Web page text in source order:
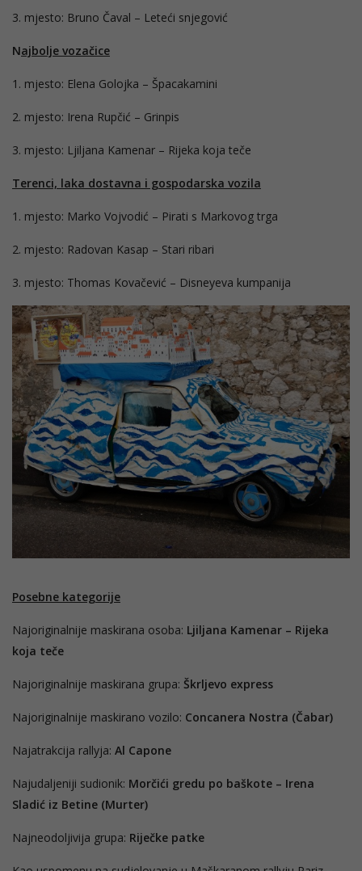
3. mjesto: Bruno Čaval – Leteći snjegović
Najbolje vozačice
1. mjesto: Elena Golojka – Špacakamini
2. mjesto: Irena Rupčić – Grinpis
3. mjesto: Ljiljana Kamenar – Rijeka koja teče
Terenci, laka dostavna i gospodarska vozila
1. mjesto: Marko Vojvodić – Pirati s Markovog trga
2. mjesto: Radovan Kasap – Stari ribari
3. mjesto: Thomas Kovačević – Disneyeva kumpanija
Posebne kategorije
Najoriginalnije maskirana osoba: Ljiljana Kamenar – Rijeka
koja teče
Najoriginalnije maskirana grupa: Škrljevo express
Najoriginalnije maskirano vozilo: Concanera Nostra (Čabar)
Najatrakcija rallyja: Al Capone
Najudaljeniji sudionik: Morčići gredu po baškote – Irena
Sladić iz Betine (Murter)
Najneodoljivija grupa: Riječke patke